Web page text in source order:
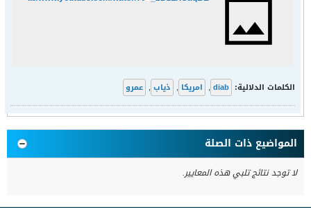
الكلمات الدلالية: diab
, امريكا , ذياب , عمرو
المواضيع ذات الصلة
لا توجد نتائج تلبي هذه المعايير.